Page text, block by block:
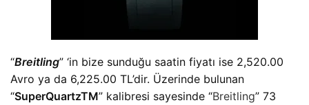
“Breitling” ‘in bize sunduğu saatin fiyatı ise 2,520.00
Avro ya da 6,225.00 TL’dir. Üzerinde bulunan
“SuperQuartzTM” kalibresi sayesinde “Breitling” 73